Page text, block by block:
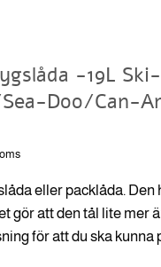
-19L Ski-
Doo/Can-
eller packlåda. Den
gör att den tål lite mer
för att du ska kunna